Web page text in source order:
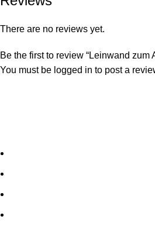
There are no reviews yet.
Be the first to review “Leinwand
You must be logged in to post a